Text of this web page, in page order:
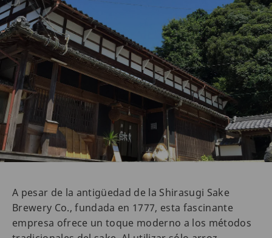
A pesar de la antigüedad de la Shirasugi Sake
Brewery Co., fundada en 1777, esta fascinante
empresa ofrece un toque moderno a los métodos